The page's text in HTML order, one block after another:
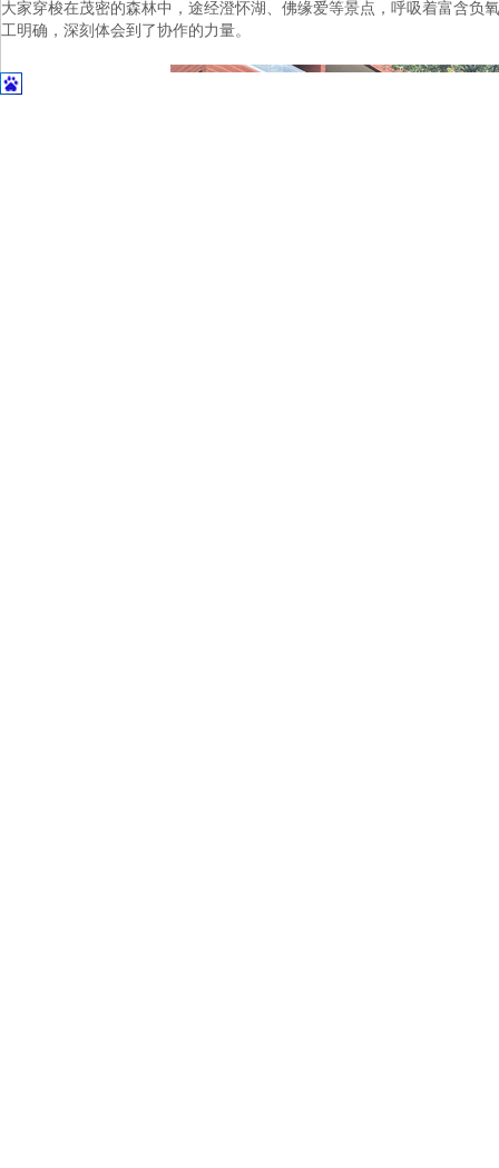
大家穿梭在茂密的森林中，途经澄怀湖、佛缘爱等景点，呼吸着富含负
工明确，深刻体会到了协作的力量。